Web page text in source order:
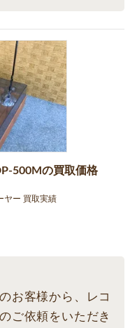
500Mの買取価格
ヤー 買取実績
お客様から、レコ
ご依頼をいただき